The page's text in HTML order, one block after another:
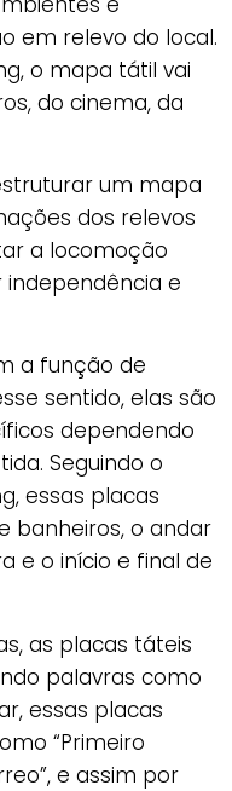
em relevo do local.
o mapa tátil vai
do cinema, da
um mapa
dos relevos
a locomoção
e
a função de
sentido, elas são
dependendo
Seguindo o
essas placas
banheiros, o andar
e o início e final de
as placas táteis
palavras como
essas placas
“Primeiro
e assim por